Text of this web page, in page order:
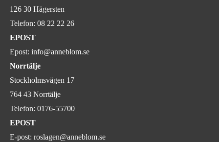
126 30 Hägersten
Telefon: 08 22 22 26
EPOST
Epost: info@anneblom.se
Norrtälje
Stockholmsvägen 17
764 43 Norrtälje
Telefon: 0176-55700
EPOST
E-post: roslagen@anneblom.se